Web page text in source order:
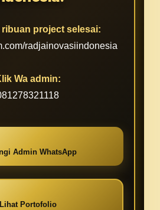
project selesai:
radjainovasiindonesia
Wa admin:
Admin WhatsApp
Lihat Portofolio